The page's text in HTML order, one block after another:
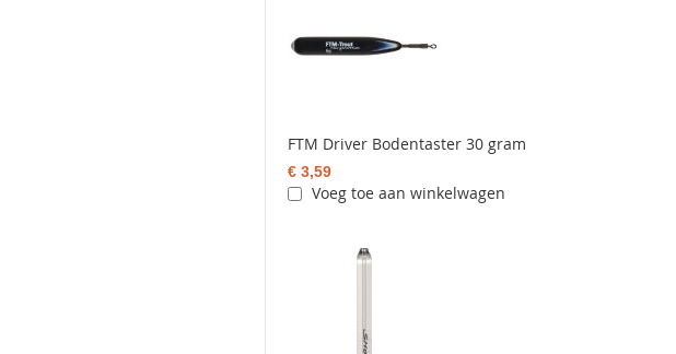
FTM Driver Bodentaster 30 gram
€ 3,59
Voeg toe aan winkelwagen